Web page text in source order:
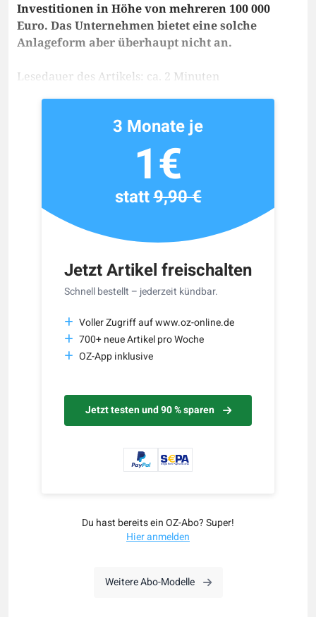
Investitionen in Höhe von mehreren 100 000
Euro. Das Unternehmen bietet eine solche
Anlageform aber überhaupt nicht an.
Lesedauer des Artikels: ca. 2 Minuten
Jetzt Artikel freischalten
Schnell bestellt – jederzeit kündbar.
Voller Zugriff auf www.oz-online.de
700+ neue Artikel pro Woche
OZ-App inklusive
Jetzt testen und 90 % sparen
3 Monate je
1€
statt9,90 €
Du hast bereits ein OZ-Abo? Super!
Hier anmelden
Weitere Abo-Modelle